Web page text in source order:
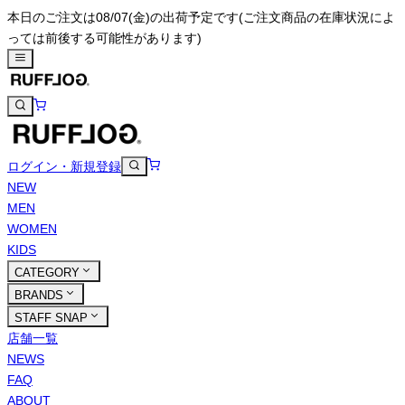
本日のご注文は08/07(金)の出荷予定です(ご注文商品の在庫状況によ
っては前後する可能性があります)
ログイン・新規登録
NEW
MEN
WOMEN
KIDS
CATEGORY
BRANDS
STAFF SNAP
店舗一覧
NEWS
FAQ
ABOUT